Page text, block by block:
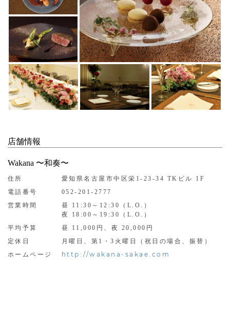
店舗情報
Wakana 〜和奏〜
住所
愛知県名古屋市中区栄1-23-34 TKビル 1F
電話番号
052-201-2777
営業時間
昼 11:30～12:30（L.O.）
夜 18:00～19:30（L.O.）
平均予算
昼 11,000円、夜 20,000円
定休日
月曜日、第1・3火曜日（祝日の場合、振替）
ホームページ
http://wakana-sakae.com